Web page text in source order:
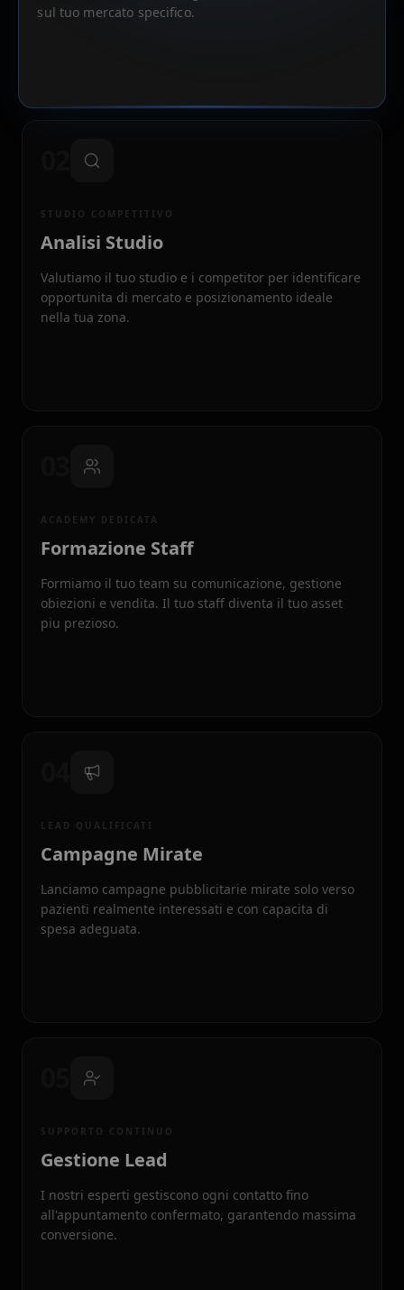
sul tuo mercato specifico.
STUDIO COMPETITIVO
Analisi Studio
Valutiamo il tuo studio e i competitor per identificare
opportunita di mercato e posizionamento ideale
nella tua zona.
ACADEMY DEDICATA
Formazione Staff
Formiamo il tuo team su comunicazione, gestione
obiezioni e vendita. Il tuo staff diventa il tuo asset
piu prezioso.
LEAD QUALIFICATI
Campagne Mirate
Lanciamo campagne pubblicitarie mirate solo verso
pazienti realmente interessati e con capacita di
spesa adeguata.
SUPPORTO CONTINUO
Gestione Lead
I nostri esperti gestiscono ogni contatto fino
all'appuntamento confermato, garantendo massima
conversione.